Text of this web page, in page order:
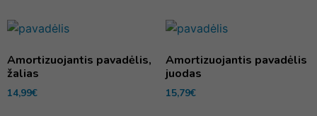
Amortizuojantis pavadėlis,
žalias
14,99€
Amortizuojantis pavadėlis
juodas
15,79€